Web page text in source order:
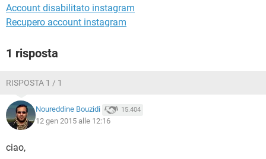
Account disabilitato instagram
Recupero account instagram
1 risposta
RISPOSTA 1 / 1
Noureddine Bouzidi 15.404
12 gen 2015 alle 12:16
ciao,